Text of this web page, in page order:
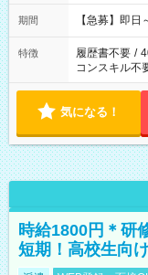
期間 【急募】即
特徴 履歴書不要 /
コンスキル不
気になる！
時給1800円＊研
短期！高校生向